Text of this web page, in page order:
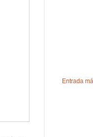
Entrada